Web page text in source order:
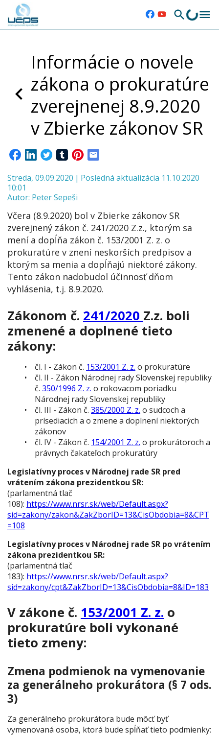
Informácie o novele
zákona o prokuratúre
zverejnenej 8.9.2020
v Zbierke zákonov SR
Streda, 09.09.2020 | Posledná aktualizácia 11.10.2020
10:01
Autor: Peter Sepeši
Včera (8.9.2020) bol v Zbierke zákonov SR
zverejnený zákon č. 241/2020 Z.z., ktorým sa
mení a dopĺňa zákon č. 153/2001 Z. z. o
prokuratúre v znení neskorších predpisov a
ktorým sa menia a dopĺňajú niektoré zákony.
Tento zákon nadobudol účinnosť dňom
vyhlásenia, t.j. 8.9.2020.
Zákonom č. 241/2020 Z.z. boli
zmenené a doplnené tieto
zákony:
čl. I - Zákon č. 153/2001 Z. z. o prokuratúre
čl. II - Zákon Národnej rady Slovenskej republiky
č. 350/1996 Z. z. o rokovacom poriadku
Národnej rady Slovenskej republiky
čl. III - Zákon č. 385/2000 Z. z. o sudcoch a
prísediacich a o zmene a doplnení niektorých
zákonov
čl. IV - Zákon č. 154/2001 Z. z. o prokurátoroch a
právnych čakateľoch prokuratúry
Legislatívny proces v Národnej rade SR pred
vrátením zákona prezidentkou SR:
(parlamentná tlač
108): https://www.nrsr.sk/web/Default.aspx?
sid=zakony/zakon&ZakZborID=13&CisObdobia=8&CPT
=108
Legislatívny proces v Národnej rade SR po vrátením
zákona prezidentkou SR:
(parlamentná tlač
183): https://www.nrsr.sk/web/Default.aspx?
sid=zakony/cpt&ZakZborID=13&CisObdobia=8&ID=183
V zákone č. 153/2001 Z. z. o
prokuratúre boli vykonané
tieto zmeny:
Zmena podmienok na vymenovanie
za generálneho prokurátora (§ 7 ods.
3)
Za generálneho prokurátora bude môcť byť
vymenovaná osoba, ktorá bude spĺňať tieto podmienky: